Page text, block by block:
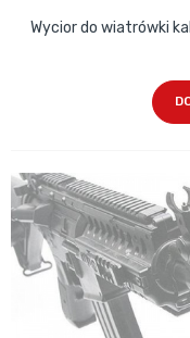
Wycior do wiatrówki